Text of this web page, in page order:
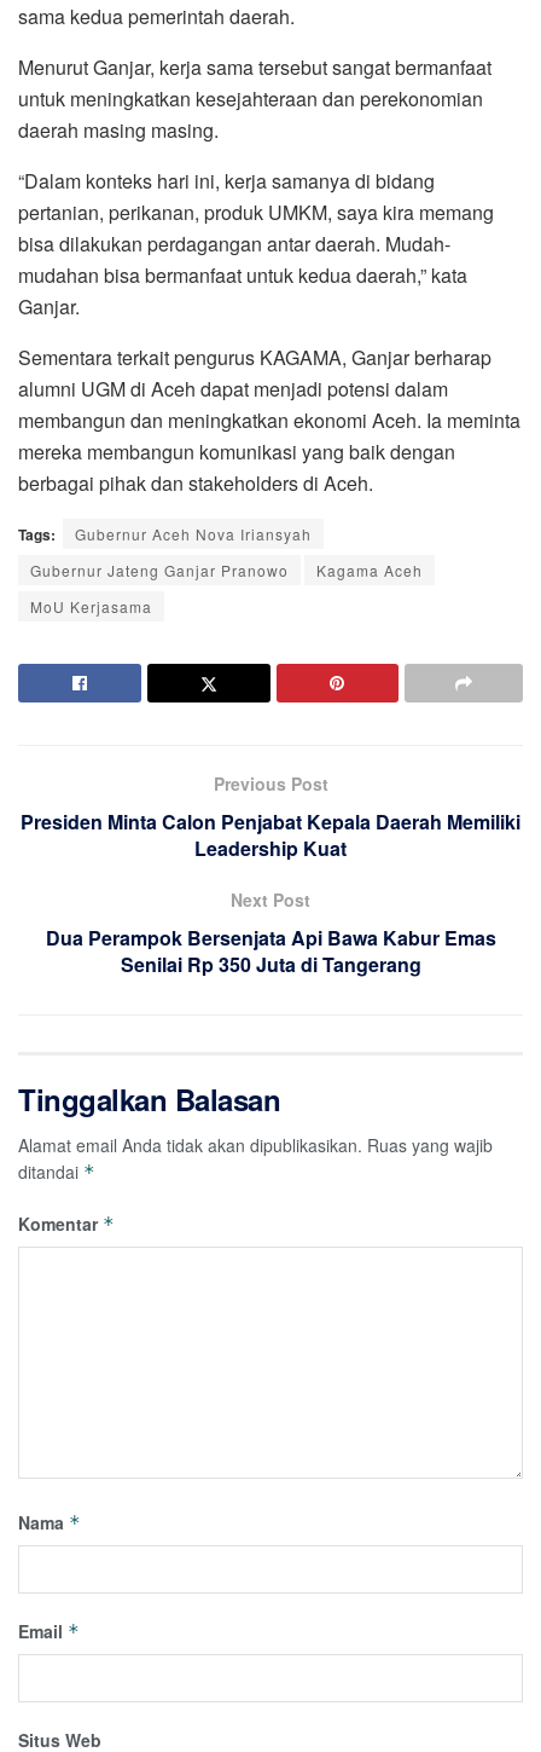
sama kedua pemerintah daerah.
Menurut Ganjar, kerja sama tersebut sangat bermanfaat
untuk meningkatkan kesejahteraan dan perekonomian
daerah masing masing.
“Dalam konteks hari ini, kerja samanya di bidang
pertanian, perikanan, produk UMKM, saya kira memang
bisa dilakukan perdagangan antar daerah. Mudah-
mudahan bisa bermanfaat untuk kedua daerah,” kata
Ganjar.
Sementara terkait pengurus KAGAMA, Ganjar berharap
alumni UGM di Aceh dapat menjadi potensi dalam
membangun dan meningkatkan ekonomi Aceh. Ia meminta
mereka membangun komunikasi yang baik dengan
berbagai pihak dan stakeholders di Aceh.
Tags:
Gubernur Aceh Nova Iriansyah
Gubernur Jateng Ganjar Pranowo
Kagama Aceh
MoU Kerjasama
Previous Post
Presiden Minta Calon Penjabat Kepala Daerah Memiliki
Leadership Kuat
Next Post
Dua Perampok Bersenjata Api Bawa Kabur Emas
Senilai Rp 350 Juta di Tangerang
Tinggalkan Balasan
Alamat email Anda tidak akan dipublikasikan. Ruas yang wajib
ditandai *
Komentar *
Nama *
Email *
Situs Web